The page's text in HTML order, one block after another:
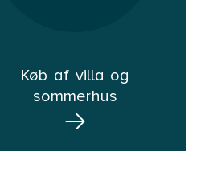
Køb af villa og
sommerhus